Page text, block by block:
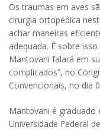
Os traumas em aves
cirurgia ortopédica
achar maneiras
adequada. É sobre
Mantovani falará em
complicados”, no
Convencionais, no dia
Mantovani é graduado
Universidade Federal